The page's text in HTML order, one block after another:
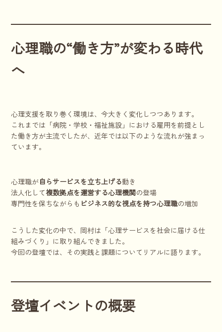
心理職の“働き方”が変わる時代
へ
心理支援を取り巻く環境は、今大きく変化しつつあります。
これまでは「病院・学校・福祉施設」における雇用を前提とし
た働き方が主流でしたが、近年では以下のような流れが強まっ
ています。
心理職が自らサービスを立ち上げる動き
法人化して複数拠点を運営する心理機関の登場
専門性を保ちながらも ビジネス的な視点を持つ心理職の増加
こうした変化の中で、岡村は「心理サービスを社会に届ける仕
組みづくり」に取り組んできました。
今回の登壇では、その実践と課題についてリアルに語ります。
登壇イベントの概要